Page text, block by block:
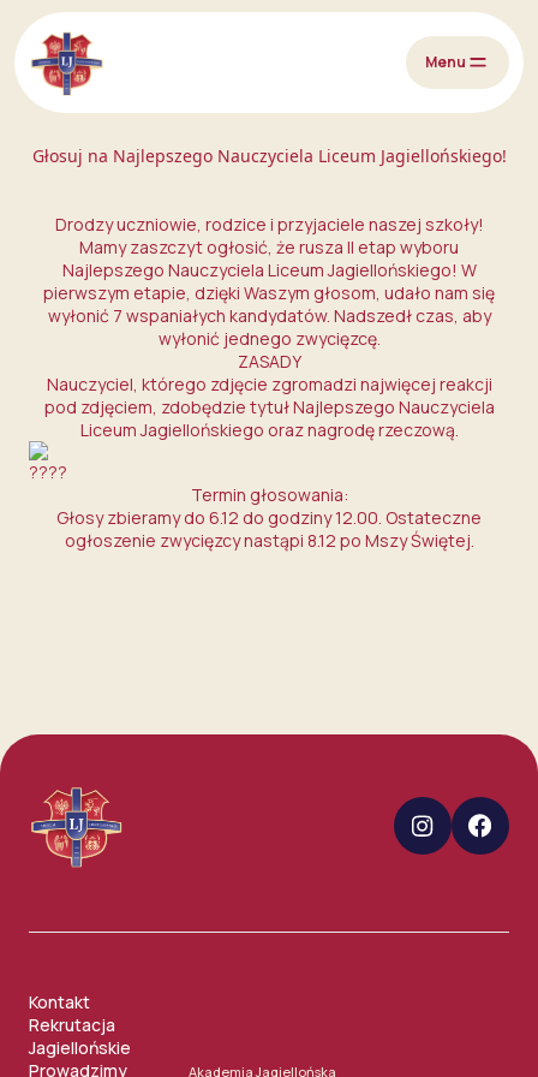
Przejdź do treści
Menu
Głosuj na Najlepszego Nauczyciela Liceum Jagiellońskiego!
Drodzy uczniowie, rodzice i przyjaciele naszej szkoły!
Mamy zaszczyt ogłosić, że rusza II etap wyboru
Najlepszego Nauczyciela Liceum Jagiellońskiego! W
pierwszym etapie, dzięki Waszym głosom, udało nam się
wyłonić 7 wspaniałych kandydatów. Nadszedł czas, aby
wyłonić jednego zwycięzcę.
ZASADY
Nauczyciel, którego zdjęcie zgromadzi najwięcej reakcji
pod zdjęciem, zdobędzie tytuł Najlepszego Nauczyciela
Liceum Jagiellońskiego oraz nagrodę rzeczową.
Termin głosowania:
Głosy zbieramy do 6.12 do godziny 12.00. Ostateczne
ogłoszenie zwycięzcy nastąpi 8.12 po Mszy Świętej.
Kontakt
Rekrutacja
Jagiellońskie
Prowadzimy
Akademia Jagiellońska